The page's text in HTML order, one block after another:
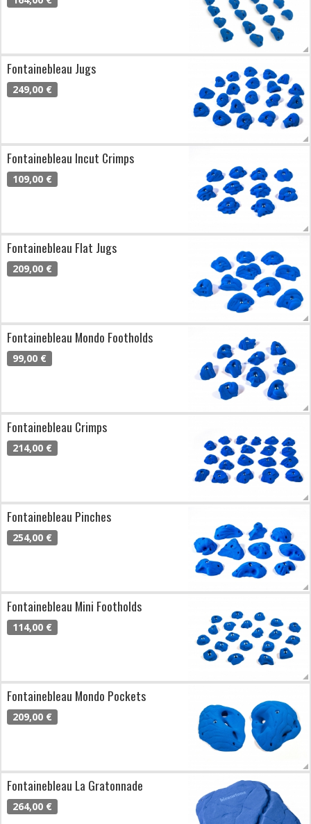
Fontainebleau Jugs
249,00 €
Fontainebleau Incut Crimps
109,00 €
Fontainebleau Flat Jugs
209,00 €
Fontainebleau Mondo Footholds
99,00 €
Fontainebleau Crimps
214,00 €
Fontainebleau Pinches
254,00 €
Fontainebleau Mini Footholds
114,00 €
Fontainebleau Mondo Pockets
209,00 €
Fontainebleau La Gratonnade
264,00 €